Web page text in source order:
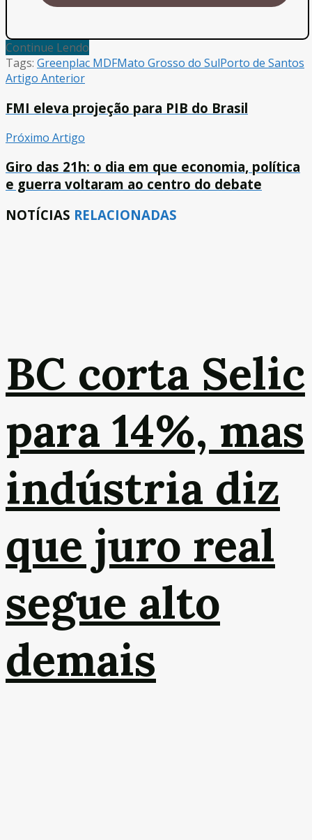
Continue Lendo
Tags: Greenplac MDFMato Grosso do SulPorto de Santos
Artigo Anterior
FMI eleva projeção para PIB do Brasil
Próximo Artigo
Giro das 21h: o dia em que economia, política
e guerra voltaram ao centro do debate
NOTÍCIAS RELACIONADAS
BC corta Selic
para 14%, mas
indústria diz
que juro real
segue alto
demais